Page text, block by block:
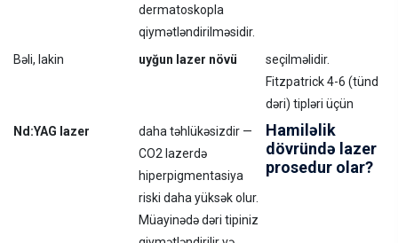
dermatoskopla
qiymətləndirilməsidir.
Bəli, lakin uyğun lazer növü
seçilməlidir.
Fitzpatrick 4-6 (tünd
dəri) tipləri üçün
Nd:YAG lazer
daha təhlükəsizdir —
CO2 lazerdə
hiperpigmentasiya
riski daha yüksək olur.
Müayinədə dəri tipiniz
Hamiləlik
dövründə lazer
prosedur olar?